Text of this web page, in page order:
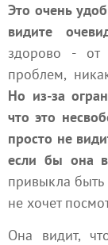
Это очень
видите
здорово - от
проблем,
Но из-за
что это
просто не
если бы она
привыкла
не хочет
Она видит,